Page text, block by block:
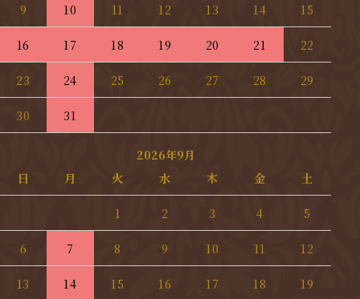
9 10 11 12 13 14 15
16 17 18 19 20 21 22
23 24 25 26 27 28 29
30 31
2026年9月
日 月 火 水 木 金 土
1 2 3 4 5
6 7 8 9 10 11 12
13 14 15 16 17 18 19